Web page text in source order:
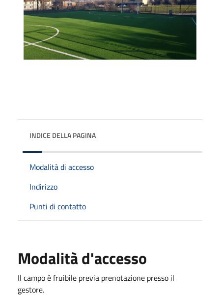
INDICE DELLA PAGINA
Modalità di accesso
Indirizzo
Punti di contatto
Modalità d'accesso
Il campo è fruibile previa prenotazione presso il
gestore.